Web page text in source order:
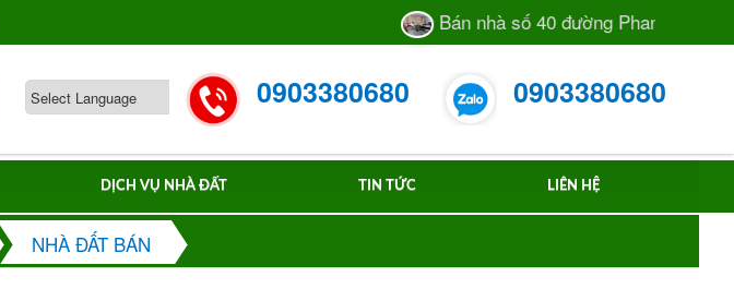
Bán nhà số 40 đường Phan Bá Vành
0903380680 0903380680
DỊCH VỤ NHÀ ĐẤT TIN TỨC LIÊN HỆ
NHÀ ĐẤT BÁN